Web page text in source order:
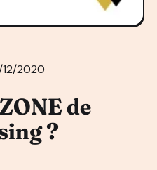
2020
de
?